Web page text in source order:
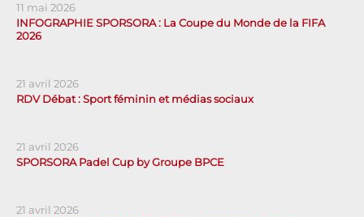
11 mai 2026
INFOGRAPHIE SPORSORA : La Coupe du Monde de la FIFA
2026
21 avril 2026
RDV Débat : Sport féminin et médias sociaux
21 avril 2026
SPORSORA Padel Cup by Groupe BPCE
21 avril 2026